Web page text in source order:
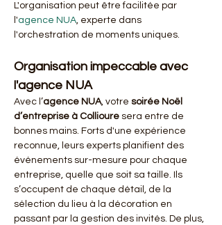
L'organisation peut être facilitée par
l'agence NUA, experte dans
l'orchestration de moments uniques.
Organisation impeccable avec
l'agence NUA
Avec l’agence NUA, votre soirée Noël
d’entreprise à Collioure sera entre de
bonnes mains. Forts d'une expérience
reconnue, leurs experts planifient des
événements sur-mesure pour chaque
entreprise, quelle que soit sa taille. Ils
s’occupent de chaque détail, de la
sélection du lieu à la décoration en
passant par la gestion des invités. De plus,